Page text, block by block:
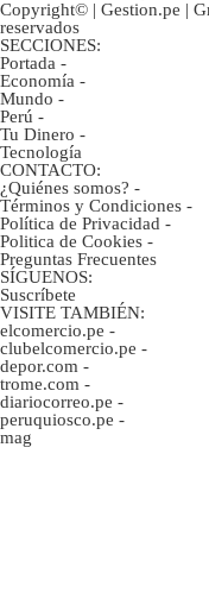
Copyright© | Gestion.pe |
reservados
SECCIONES:
Portada -
Economía -
Mundo -
Perú -
Tu Dinero -
Tecnología
CONTACTO:
¿Quiénes somos? -
Términos y Condiciones -
Política de Privacidad -
Politica de Cookies -
Preguntas Frecuentes
SÍGUENOS:
Suscríbete
VISITE TAMBIÉN:
elcomercio.pe -
clubelcomercio.pe -
depor.com -
trome.com -
diariocorreo.pe -
peruquiosco.pe -
mag